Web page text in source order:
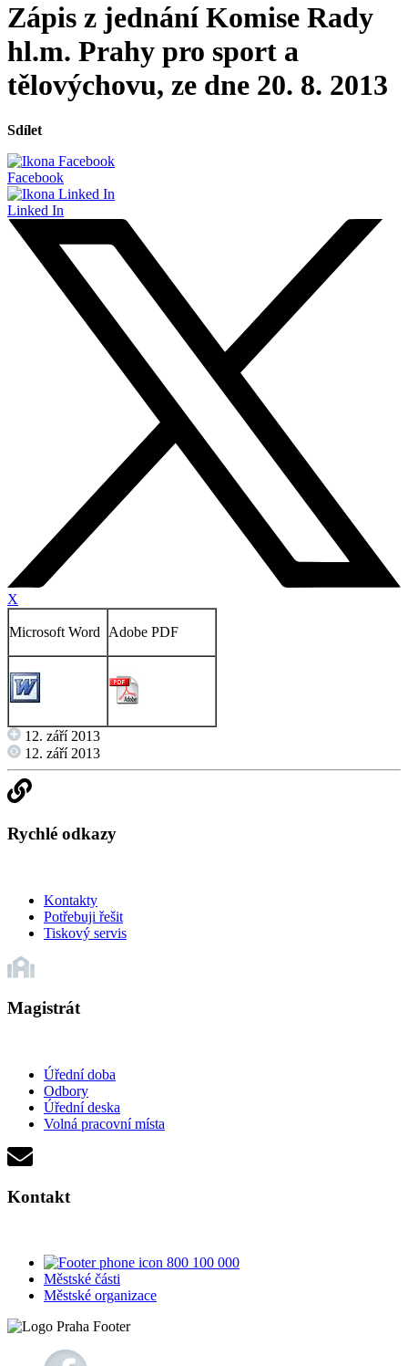
Zápis z jednání Komise Rady
hl.m. Prahy pro sport a
tělovýchovu, ze dne 20. 8. 2013
Sdílet
Facebook
Linked In
X
Microsoft Word Adobe PDF
12. září 2013
12. září 2013
Rychlé odkazy
Kontakty
Potřebuji řešit
Tiskový servis
Magistrát
Úřední doba
Odbory
Úřední deska
Volná pracovní místa
Kontakt
800 100 000
Městské části
Městské organizace